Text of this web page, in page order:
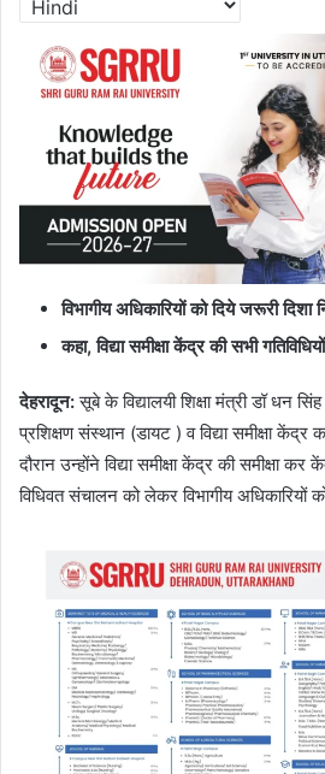
विभागीय अधिकारियों को दिये जरूरी दिशा
कहा,विद्या समीक्षा केंद्र की सभी
देहरादून:सूबे के विद्यालयी शिक्षा मंत्री डॉ धन
प्रशिक्षण संस्थान (डायट ) व विद्या समीक्षा
दौरान उन्होंने विद्या समीक्षा केंद्र की समीक्षा कर
विधिवत संचालन को लेकर विभागीय अधिकारियों